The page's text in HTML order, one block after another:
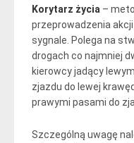
Korytarz życia –
przeprowadzenia
sygnale. Polega na
drogach co najmniej
kierowcy jadący
zjazdu do lewej
prawymi pasami do
Szczególną uwagę